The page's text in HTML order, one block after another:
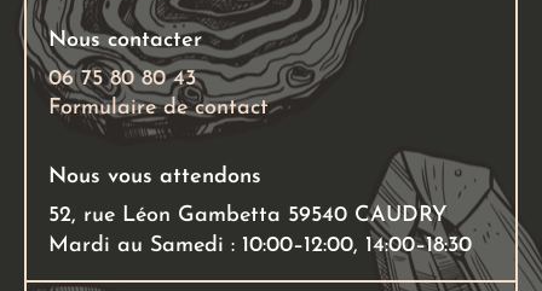
Nous contacter
06 75 80 80 43
Formulaire de contact
Nous vous attendons
52, rue Léon Gambetta 59540 CAUDRY
Mardi au Samedi : 10:00–12:00, 14:00–18:30